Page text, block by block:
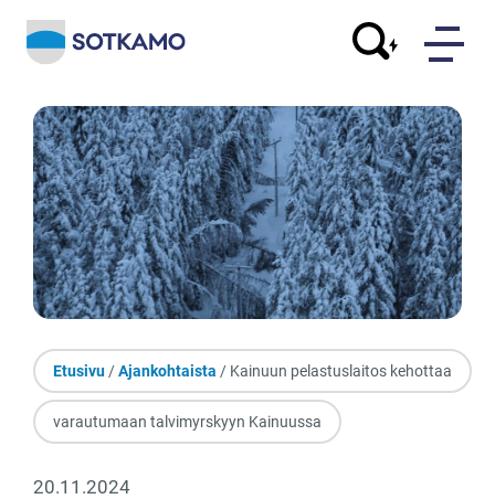
Etusivu /Ajankohtaista / Kainuun pelastuslaitos kehottaa
varautumaan talvimyrskyyn Kainuussa
20.11.2024